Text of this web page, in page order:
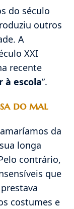
do século
outros
A
XXI
recente
à escola”.
do mal
da
longa
contrário,
que
costumes e